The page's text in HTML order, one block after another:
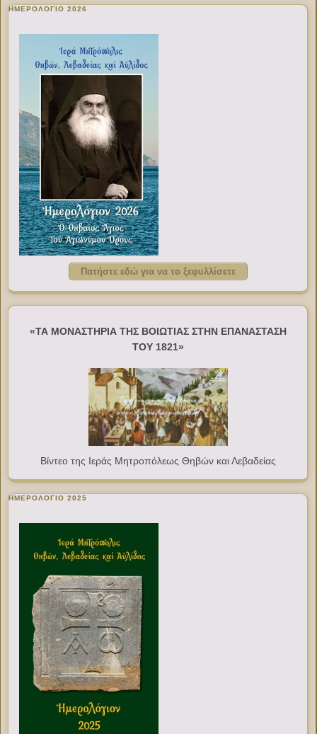
ΗΜΕΡΟΛΟΓΙΟ 2026
Πατήστε εδώ για να το ξεφυλλίσετε
«ΤΑ ΜΟΝΑΣΤΗΡΙΑ ΤΗΣ ΒΟΙΩΤΙΑΣ ΣΤΗΝ ΕΠΑΝΑΣΤΑΣΗ
ΤΟΥ 1821»
Βίντεο της Ιεράς Μητροπόλεως Θηβών και Λεβαδείας
ΗΜΕΡΟΛΟΓΙΟ 2025